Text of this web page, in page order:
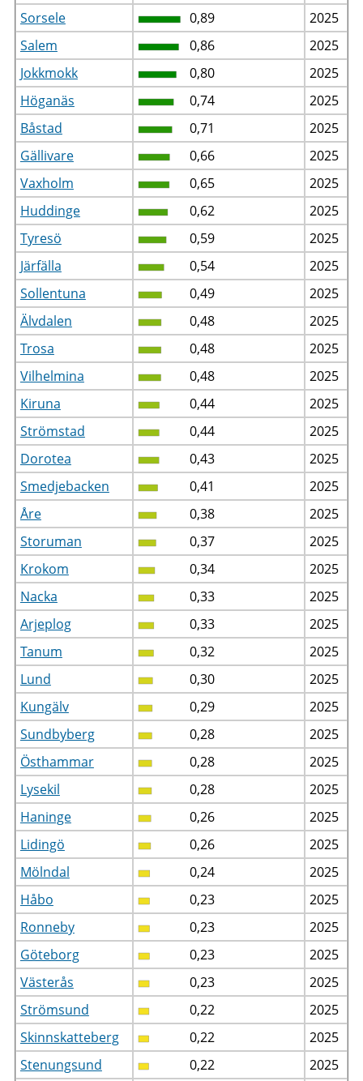
Sorsele
0,89
2025
Salem
0,86
2025
Jokkmokk
0,80
2025
Höganäs
0,74
2025
Båstad
0,71
2025
Gällivare
0,66
2025
Vaxholm
0,65
2025
Huddinge
0,62
2025
Tyresö
0,59
2025
Järfälla
0,54
2025
Sollentuna
0,49
2025
Älvdalen
0,48
2025
Trosa
0,48
2025
Vilhelmina
0,48
2025
Kiruna
0,44
2025
Strömstad
0,44
2025
Dorotea
0,43
2025
Smedjebacken
0,41
2025
Åre
0,38
2025
Storuman
0,37
2025
Krokom
0,34
2025
Nacka
0,33
2025
Arjeplog
0,33
2025
Tanum
0,32
2025
Lund
0,30
2025
Kungälv
0,29
2025
Sundbyberg
0,28
2025
Östhammar
0,28
2025
Lysekil
0,28
2025
Haninge
0,26
2025
Lidingö
0,26
2025
Mölndal
0,24
2025
Håbo
0,23
2025
Ronneby
0,23
2025
Göteborg
0,23
2025
Västerås
0,23
2025
Strömsund
0,22
2025
Skinnskatteberg
0,22
2025
Stenungsund
0,22 2025